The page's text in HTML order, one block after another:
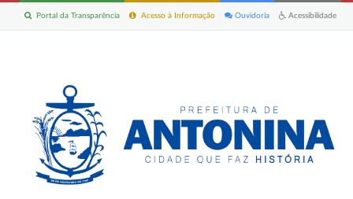
Acessibilidade
Ouvidoria
Acesso à Informação
Portal da Transparência